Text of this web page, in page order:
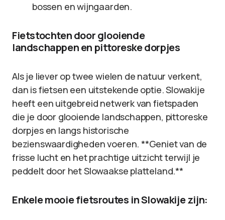
bossen en wijngaarden.
Fietstochten door glooiende
landschappen en pittoreske dorpjes
Als je liever op twee wielen de natuur verkent,
dan is fietsen een uitstekende optie. Slowakije
heeft een uitgebreid netwerk van fietspaden
die je door glooiende landschappen, pittoreske
dorpjes en langs historische
bezienswaardigheden voeren. **Geniet van de
frisse lucht en het prachtige uitzicht terwijl je
peddelt door het Slowaakse platteland.**
Enkele mooie fietsroutes in Slowakije zijn: